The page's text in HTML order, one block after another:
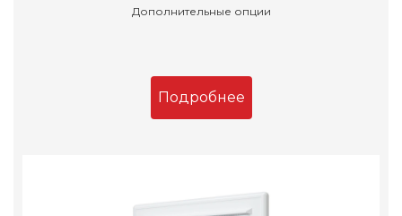
Дополнительные опции
Подробнее